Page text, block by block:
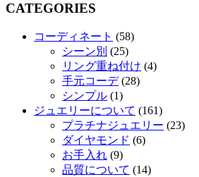
CATEGORIES
コーディネート (58)
シーン別 (25)
リング重ね付け (4)
手元コーデ(28)
シンプル (1)
ジュエリーについて (161)
プラチナジュエリー (23)
ダイヤモンド (6)
お手入れ (9)
品質について (14)